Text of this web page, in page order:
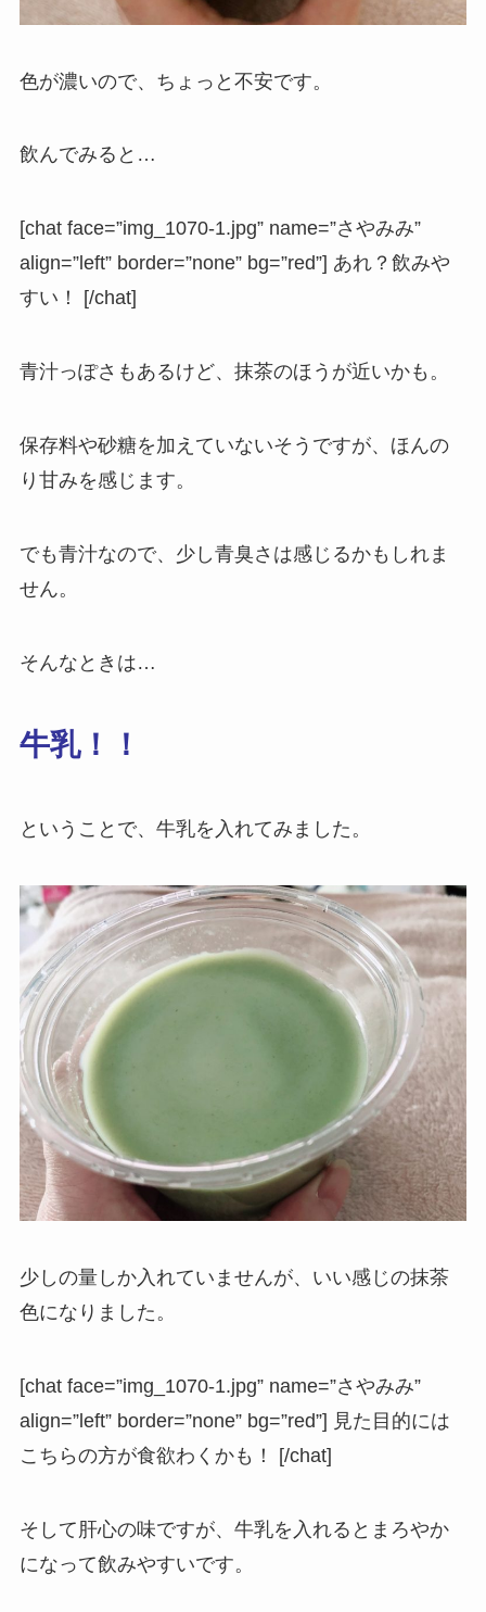
色が濃いので、ちょっと不安です。
飲んでみると…
[chat face=”img_1070-1.jpg” name=”さやみみ”
align=”left” border=”none” bg=”red”] あれ？飲みや
すい！ [/chat]
青汁っぽさもあるけど、抹茶のほうが近いかも。
保存料や砂糖を加えていないそうですが、ほんの
り甘みを感じます。
でも青汁なので、少し青臭さは感じるかもしれま
せん。
そんなときは…
牛乳！！
ということで、牛乳を入れてみました。
少しの量しか入れていませんが、いい感じの抹茶
色になりました。
[chat face=”img_1070-1.jpg” name=”さやみみ”
align=”left” border=”none” bg=”red”] 見た目的には
こちらの方が食欲わくかも！ [/chat]
そして肝心の味ですが、牛乳を入れるとまろやか
になって飲みやすいです。